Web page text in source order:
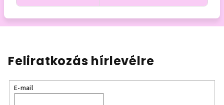
Feliratkozás hírlevélre
E-mail